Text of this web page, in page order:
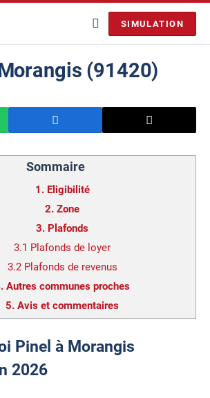
SIMULATION
(91420)
Sommaire
1. Eligibilité
2. Zone
3. Plafonds
3.1 Plafonds de loyer
3.2 Plafonds de revenus
Autres communes proches
5. Avis et commentaires
Pinel à Morangis
2026